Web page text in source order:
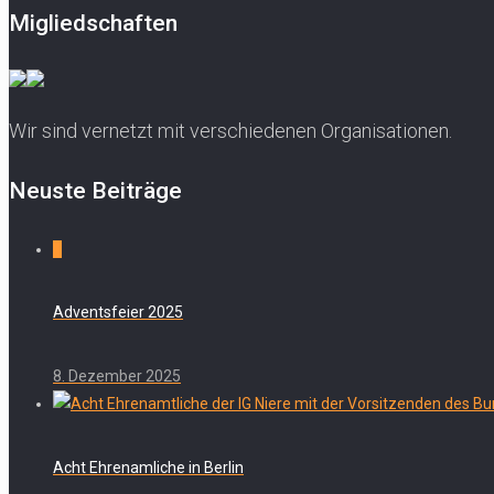
Migliedschaften
Wir sind vernetzt mit verschiedenen Organisationen.
Neuste Beiträge
Adventsfeier 2025
8. Dezember 2025
Acht Ehrenamliche in Berlin